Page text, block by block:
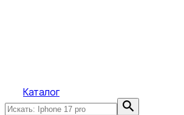
Каталог